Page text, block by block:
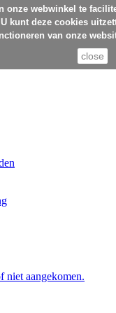
niet aangekomen.
webwinkel te
kunt deze cookies
van onze
close